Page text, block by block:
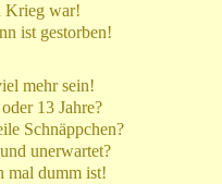
Krieg war!
ist gestorben!
mehr sein!
13 Jahre?
Schnäppchen?
unerwartet?
mal dumm ist!